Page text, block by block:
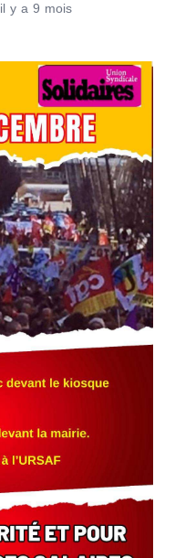
il y a 9 mois